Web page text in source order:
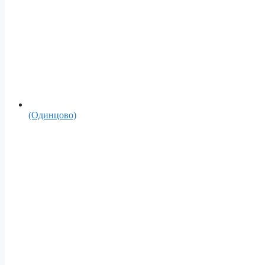
(Одинцово)